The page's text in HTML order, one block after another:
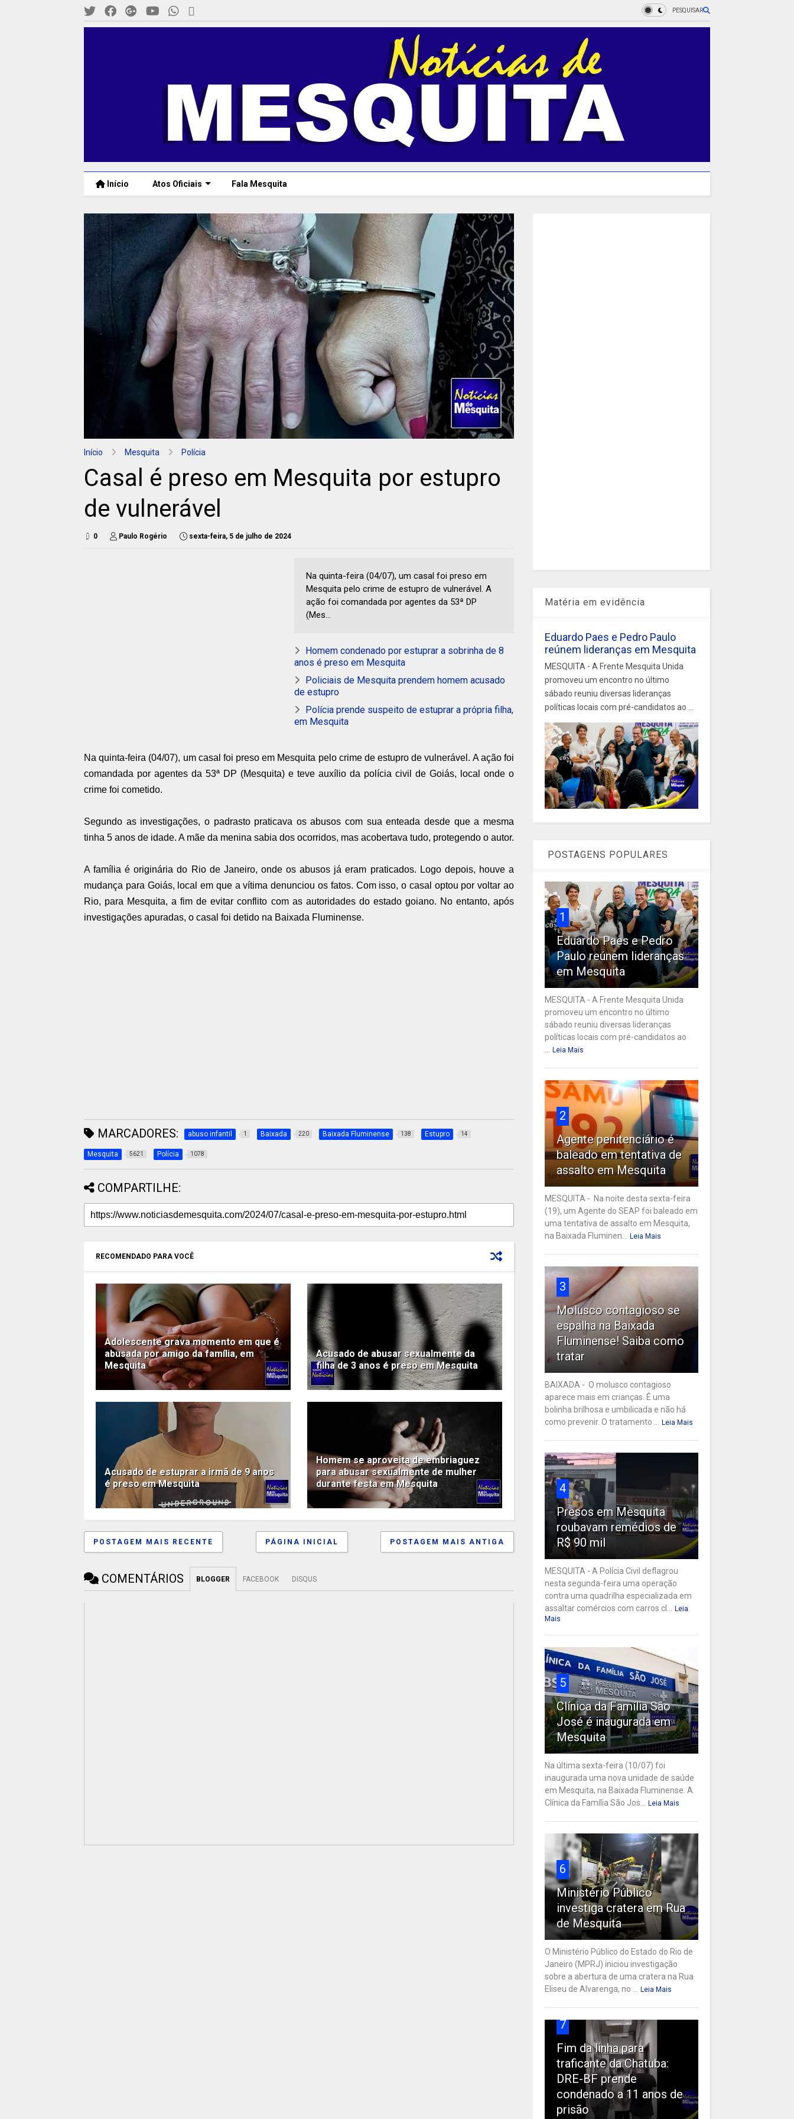
PESQUISAR
Início Atos Oficiais Fala Mesquita
Início Mesquita Polícia
Casal é preso em Mesquita por estupro
de vulnerável
0 Paulo Rogério sexta-feira, 5 de julho de 2024
Na quinta-feira (04/07), um casal foi preso em
Mesquita pelo crime de estupro de vulnerável. A
ação foi comandada por agentes da 53ª DP
(Mes...
Homem condenado por estuprar a sobrinha de 8
anos é preso em Mesquita
Policiais de Mesquita prendem homem acusado
de estupro
Polícia prende suspeito de estuprar a própria filha,
em Mesquita
Na quinta-feira (04/07), um casal foi preso em Mesquita pelo crime de estupro de vulnerável. A ação foi
comandada por agentes da 53ª DP (Mesquita) e teve auxílio da polícia civil de Goiás, local onde o
crime foi cometido.
Segundo as investigações, o padrasto praticava os abusos com sua enteada desde que a mesma
tinha 5 anos de idade. A mãe da menina sabia dos ocorridos, mas acobertava tudo, protegendo o autor.
A família é originária do Rio de Janeiro, onde os abusos já eram praticados. Logo depois, houve a
mudança para Goiás, local em que a vítima denunciou os fatos. Com isso, o casal optou por voltar ao
Rio, para Mesquita, a fim de evitar conflito com as autoridades do estado goiano. No entanto, após
investigações apuradas, o casal foi detido na Baixada Fluminense.
MARCADORES: abuso infantil 1 Baixada 220 Baixada Fluminense 138 Estupro 14
Mesquita 5621 Polícia 1078
COMPARTILHE:
RECOMENDADO PARA VOCÊ
Adolescente grava momento em que é
abusada por amigo da família, em
Mesquita
Acusado de abusar sexualmente da
filha de 3 anos é preso em Mesquita
Acusado de estuprar a irmã de 9 anos
é preso em Mesquita
Homem se aproveita de embriaguez
para abusar sexualmente de mulher
durante festa em Mesquita
POSTAGEM MAIS RECENTE POSTAGEM MAIS ANTIGA
PÁGINA INICIAL
COMENTÁRIOS BLOGGER FACEBOOK DISQUS
Matéria em evidência
Eduardo Paes e Pedro Paulo
reúnem lideranças em Mesquita
MESQUITA - A Frente Mesquita Unida
promoveu um encontro no último
sábado reuniu diversas lideranças
políticas locais com pré-candidatos ao ...
POSTAGENS POPULARES
1
Eduardo Paes e Pedro
Paulo reúnem lideranças
em Mesquita
MESQUITA - A Frente Mesquita Unida
promoveu um encontro no último
sábado reuniu diversas lideranças
políticas locais com pré-candidatos ao
... Leia Mais
2
Agente penitenciário é
baleado em tentativa de
assalto em Mesquita
MESQUITA - Na noite desta sexta-feira
(19), um Agente do SEAP foi baleado em
uma tentativa de assalto em Mesquita,
na Baixada Fluminen... Leia Mais
3
Molusco contagioso se
espalha na Baixada
Fluminense! Saiba como
tratar
BAIXADA - O molusco contagioso
aparece mais em crianças. É uma
bolinha brilhosa e umbilicada e não há
como prevenir. O tratamento ... Leia Mais
4
Presos em Mesquita
roubavam remédios de
R$ 90 mil
MESQUITA - A Polícia Civil deflagrou
nesta segunda-feira uma operação
contra uma quadrilha especializada em
assaltar comércios com carros cl... Leia
Mais
5
Clínica da Família São
José é inaugurada em
Mesquita
Na última sexta-feira (10/07) foi
inaugurada uma nova unidade de saúde
em Mesquita, na Baixada Fluminense. A
Clínica da Família São Jos... Leia Mais
6
Ministério Público
investiga cratera em Rua
de Mesquita
O Ministério Público do Estado do Rio de
Janeiro (MPRJ) iniciou investigação
sobre a abertura de uma cratera na Rua
Eliseu de Alvarenga, no ... Leia Mais
7
Fim da linha para
traficante da Chatuba:
DRE-BF prende
condenado a 11 anos de
prisão